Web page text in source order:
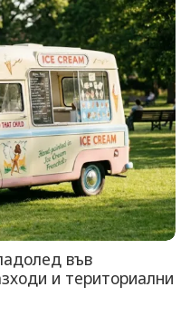
във
и териториални